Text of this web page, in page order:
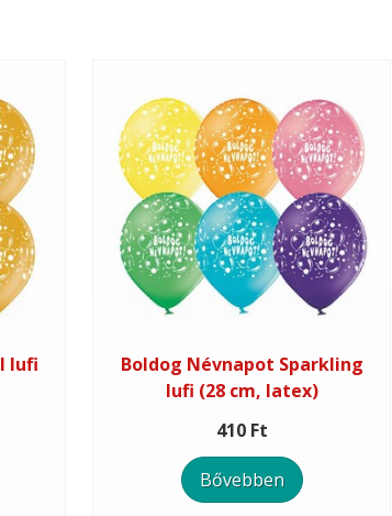
lufi
Boldog Névnapot Sparkling
lufi (28 cm, latex)
410 Ft
Bővebben